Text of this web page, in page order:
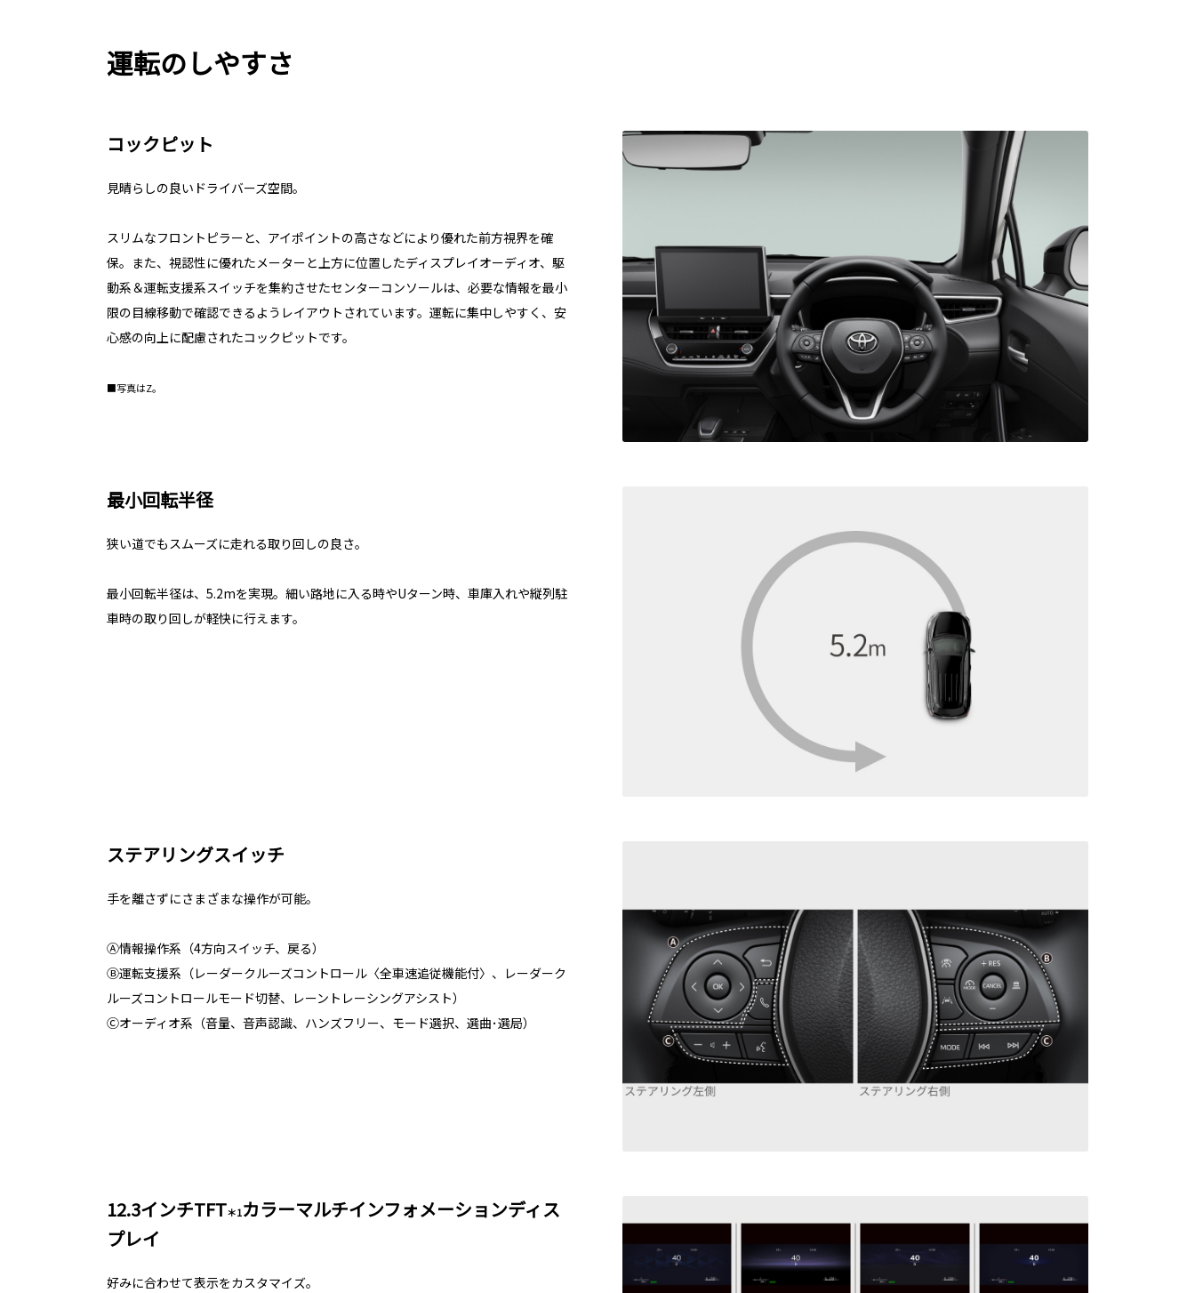
運転のしやすさ
コックピット
見晴らしの良いドライバーズ空間。
スリムなフロントピラーと、アイポイントの高さなどにより優れた前方視界を確
保。また、視認性に優れたメーターと上方に位置したディスプレイオーディオ、駆
動系＆運転支援系スイッチを集約させたセンターコンソールは、必要な情報を最小
限の目線移動で確認できるようレイアウトされています。運転に集中しやすく、安
心感の向上に配慮されたコックピットです。
■写真はZ。
最小回転半径
狭い道でもスムーズに走れる取り回しの良さ。
最小回転半径は、5.2mを実現。細い路地に入る時やUターン時、車庫入れや縦列駐
車時の取り回しが軽快に行えます。
ステアリングスイッチ
手を離さずにさまざまな操作が可能。
Ⓐ情報操作系（4方向スイッチ、戻る）
Ⓑ運転支援系（レーダークルーズコントロール〈全車速追従機能付〉、レーダーク
ルーズコントロールモード切替、レーントレーシングアシスト）
Ⓒオーディオ系（音量、音声認識、ハンズフリー、モード選択、選曲･選局）
12.3インチTFT＊1カラーマルチインフォメーションディス
プレイ
好みに合わせて表示をカスタマイズ。